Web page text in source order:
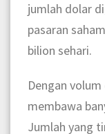
jumlah dolar
pasaran
bilion sehari.
Dengan
membawa
Jumlah yang